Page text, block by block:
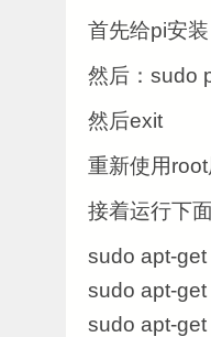
首先给pi安装
然后：sudo
然后exit
重新使用root
接着运行下
sudo apt-
sudo apt-
sudo apt-